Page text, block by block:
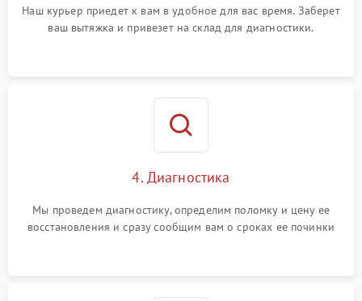
Наш курьер приедет к вам в удобное для вас время. Заберет
ваш вытяжка и привезет на склад для диагностики.
4. Диагностика
Мы проведем диагностику, определим поломку и цену ее
восстановления и сразу сообщим вам о сроках ее починки